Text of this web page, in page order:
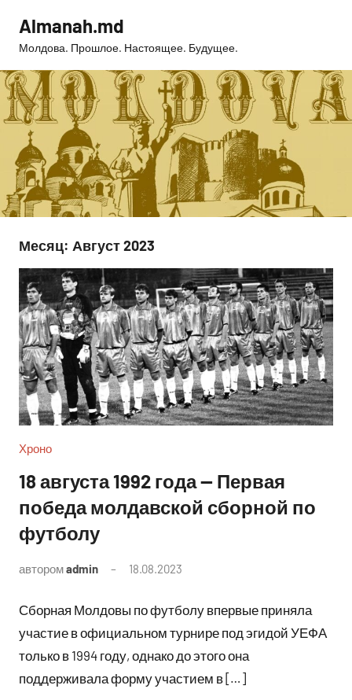
содержимому
Almanah.md
Молдова. Прошлое. Настоящее. Будущее.
Месяц: Август 2023
Хроно
18 августа 1992 года — Первая
победа молдавской сборной по
футболу
авторомadmin 18.08.2023
Сборная Молдовы по футболу впервые приняла
участие в официальном турнире под эгидой УЕФА
только в 1994 году, однако до этого она
поддерживала форму участием в […]